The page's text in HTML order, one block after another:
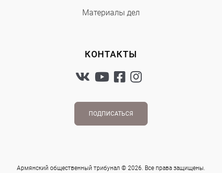
Материалы дел
КОНТАКТЫ
ПОДПИСАТЬСЯ
Армянский общественный трибунал © 2026. Все права защищены.